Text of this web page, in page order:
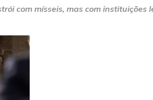
com mísseis, mas com instituições